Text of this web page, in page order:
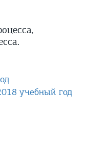
учебный год